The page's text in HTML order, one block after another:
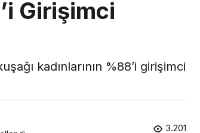
Girişimci
kadınlarının %88’i girişimci
3.201